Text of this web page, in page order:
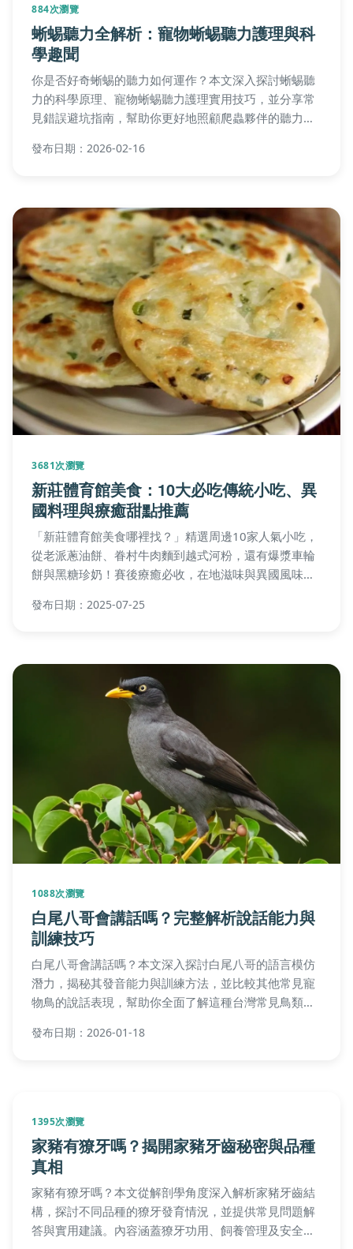
884次瀏覽
蜥蜴聽力全解析：寵物蜥蜴聽力護理與科
學趣聞
你是否好奇蜥蜴的聽力如何運作？本文深入探討蜥蜴聽
力的科學原理、寵物蜥蜴聽力護理實用技巧，並分享常
見錯誤避坑指南，幫助你更好地照顧爬蟲夥伴的聽力健
發布日期：2026-02-16
3681次瀏覽
新莊體育館美食：10大必吃傳統小吃、異
國料理與療癒甜點推薦
「新莊體育館美食哪裡找？」精選周邊10家人氣小吃，
從老派蔥油餅、眷村牛肉麵到越式河粉，還有爆漿車輪
餅與黑糖珍奶！賽後療癒必收，在地滋味與異國風味一
發布日期：2025-07-25
1088次瀏覽
白尾八哥會講話嗎？完整解析說話能力與
訓練技巧
白尾八哥會講話嗎？本文深入探討白尾八哥的語言模仿
潛力，揭秘其發音能力與訓練方法，並比較其他常見寵
物鳥的說話表現，幫助你全面了解這種台灣常見鳥類的
發布日期：2026-01-18
1395次瀏覽
家豬有獠牙嗎？揭開家豬牙齒秘密與品種
真相
家豬有獠牙嗎？本文從解剖學角度深入解析家豬牙齒結
構，探討不同品種的獠牙發育情況，並提供常見問題解
答與實用建議。內容涵蓋獠牙功用、飼養管理及安全處